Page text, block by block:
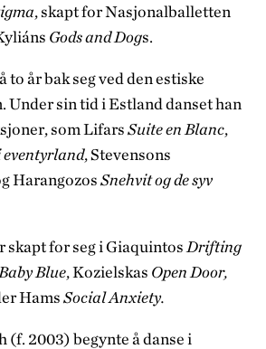
, skapt for Nasjonalballetten
Gods and Dogs.
to år bak seg ved den estiske
Under sin tid i Estland danset han
som LifarsSuite en Blanc,
eventyrland, Stevensons
HarangozosSnehvit og de syv
skapt for seg i Giaquintos Drifting
Baby Blue, Kozielskas Open Door,
HamsSocial Anxiety.
(f. 2003) begynte å danse i